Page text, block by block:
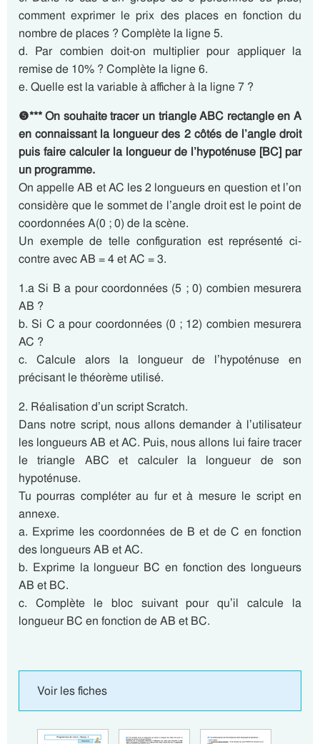
comment exprimer le prix des places en fonction du
nombre de places ? Complète la ligne 5.
d. Par combien doit-on multiplier pour appliquer la
remise de 10% ? Complète la ligne 6.
e. Quelle est la variable à afficher à la ligne 7 ?
❺*** On souhaite tracer un triangle ABC rectangle en A
en connaissant la longueur des 2 côtés de l’angle droit
puis faire calculer la longueur de l’hypoténuse [BC] par
un programme.
On appelle AB et AC les 2 longueurs en question et l’on
considère que le sommet de l’angle droit est le point de
coordonnées A(0 ; 0) de la scène.
Un exemple de telle configuration est représenté ci-
contre avec AB = 4 et AC = 3.
1.a Si B a pour coordonnées (5 ; 0) combien mesurera
AB ?
b. Si C a pour coordonnées (0 ; 12) combien mesurera
AC ?
c. Calcule alors la longueur de l’hypoténuse en
précisant le théorème utilisé.
2. Réalisation d’un script Scratch.
Dans notre script, nous allons demander à l’utilisateur
les longueurs AB et AC. Puis, nous allons lui faire tracer
le triangle ABC et calculer la longueur de son
hypoténuse.
Tu pourras compléter au fur et à mesure le script en
annexe.
a. Exprime les coordonnées de B et de C en fonction
des longueurs AB et AC.
b. Exprime la longueur BC en fonction des longueurs
AB et BC.
c. Complète le bloc suivant pour qu’il calcule la
longueur BC en fonction de AB et BC.
Voir les fiches